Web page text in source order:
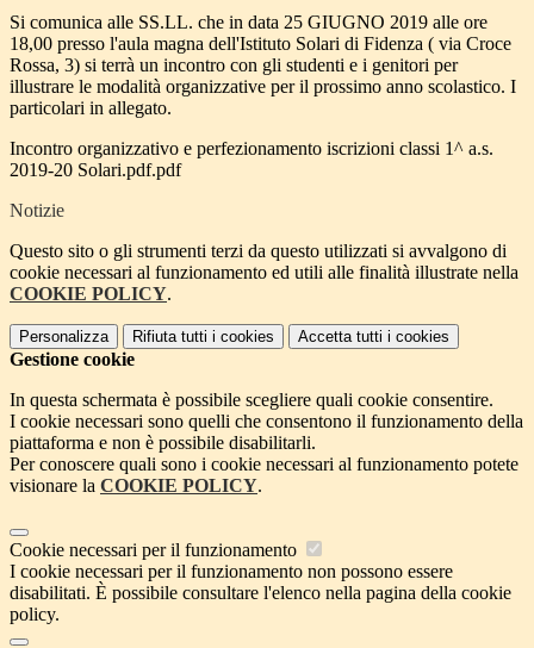
Si comunica alle SS.LL. che in data 25 GIUGNO 2019 alle ore
18,00 presso l'aula magna dell'Istituto Solari di Fidenza ( via Croce
Rossa, 3) si terrà un incontro con gli studenti e i genitori per
illustrare le modalità organizzative per il prossimo anno scolastico. I
particolari in allegato.
Incontro organizzativo e perfezionamento iscrizioni classi 1^ a.s.
2019-20 Solari.pdf.pdf
Notizie
Questo sito o gli strumenti terzi da questo utilizzati si avvalgono di
cookie necessari al funzionamento ed utili alle finalità illustrate nella
COOKIE POLICY.
Personalizza Rifiuta tutti i cookies Accetta tutti i cookies
Gestione cookie
In questa schermata è possibile scegliere quali cookie consentire.
I cookie necessari sono quelli che consentono il funzionamento della
piattaforma e non è possibile disabilitarli.
Per conoscere quali sono i cookie necessari al funzionamento potete
visionare la COOKIE POLICY.
Cookie necessari per il funzionamento
I cookie necessari per il funzionamento non possono essere
disabilitati. È possibile consultare l'elenco nella pagina della cookie
policy.